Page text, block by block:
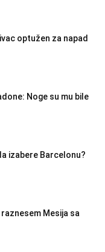
optužen za napad
Noge su mu bile
izabere Barcelonu?
Mesija sa